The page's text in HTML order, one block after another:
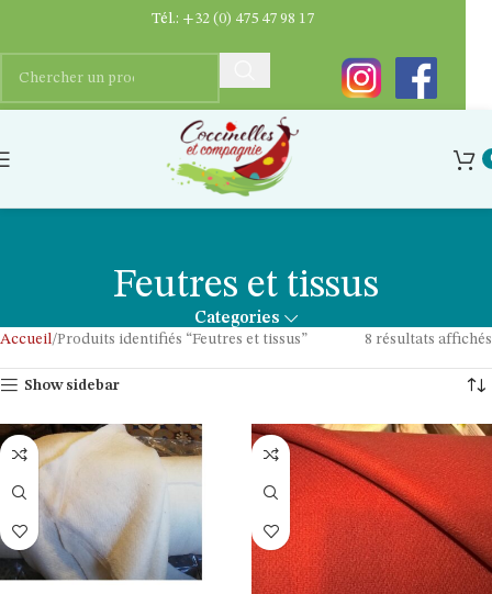
Feutres et tissus
Categories
Accueil Produits identifiés “Feutres et tissus” 8 résultats affichés
Show sidebar
Tél.: +32 (0) 475 47 98 17